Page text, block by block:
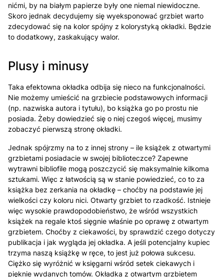
nićmi, by na białym papierze były one niemal niewidoczne.
Skoro jednak decydujemy się wyeksponować grzbiet warto
zdecydować się na kolor spójny z kolorystyką okładki. Będzie
to dodatkowy, zaskakujący walor.
Plusy i minusy
Taka efektowna okładka odbija się nieco na funkcjonalności.
Nie możemy umieścić na grzbiecie podstawowych informacji
(np. nazwiska autora i tytułu), bo książka go po prostu nie
posiada. Żeby dowiedzieć się o niej czegoś więcej, musimy
zobaczyć pierwszą stronę okładki.
Jednak spójrzmy na to z innej strony – ile książek z otwartymi
grzbietami posiadacie w swojej biblioteczce? Zapewne
wytrawni bibliofile mogą poszczycić się maksymalnie kilkoma
sztukami. Więc z łatwością są w stanie powiedzieć, co to za
książka bez zerkania na okładkę – choćby na podstawie jej
wielkości czy koloru nici. Otwarty grzbiet to rzadkość. Istnieje
więc wysokie prawdopodobieństwo, że wśród wszystkich
książek na regale ktoś sięgnie właśnie po oprawę z otwartym
grzbietem. Choćby z ciekawości, by sprawdzić czego dotyczy
publikacja i jak wygląda jej okładka. A jeśli potencjalny kupiec
trzyma naszą książkę w ręce, to jest już połowa sukcesu.
Ciężko się wyróżnić w księgarni wśród setek ciekawych i
pięknie wydanych tomów. Okładka z otwartym grzbietem